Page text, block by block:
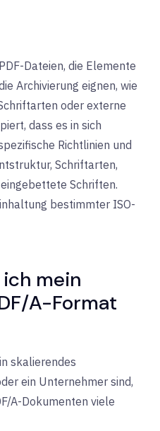
Dateien, die Elemente
Archivierung eignen, wie
oder externe
dass es in sich
Richtlinien und
Schriftarten,
Schriften.
bestimmter ISO-
mein
A-Format
skalierendes
ein Unternehmer sind,
A-Dokumenten viele